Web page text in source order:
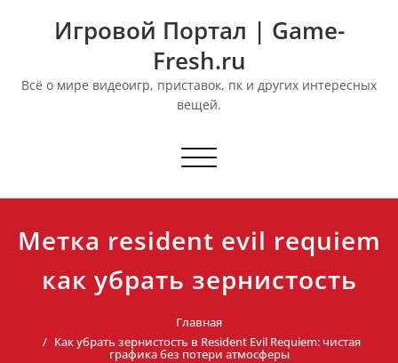
Игровой Портал | Game-
Fresh.ru
Всё о мире видеоигр, приставок, пк и других интересных
вещей.
Переключить
Метка resident evil requiem
как убрать зернистость
Главная
Как убрать зернистость в Resident Evil Requiem: чистая
графика без потери атмосферы